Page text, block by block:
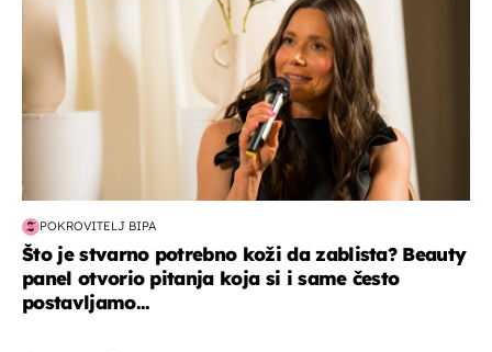
POKROVITELJ BIPA
Što je stvarno potrebno koži da zablista? Beauty
panel otvorio pitanja koja si i same često
postavljamo...